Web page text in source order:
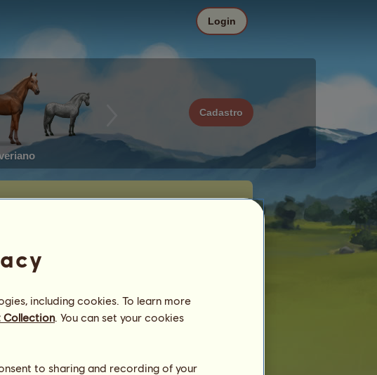
Cadastro
Login
including cookies. To learn more
Collection. You can set your cookies
to sharing and recording of your